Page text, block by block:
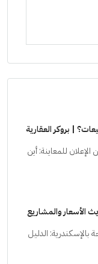
| بروكر العقارية
للمعاينة: أين
الدليل